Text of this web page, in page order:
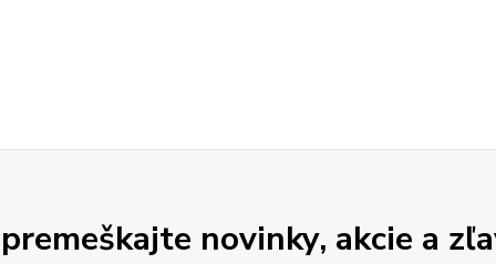
novinky, akcie a